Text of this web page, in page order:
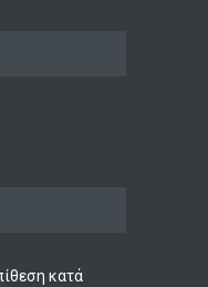
κατά